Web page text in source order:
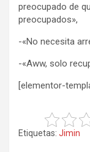
preocupado de
preocupados»,
-«No necesita
-«Aww, solo
[elementor-
Etiquetas: Jimin